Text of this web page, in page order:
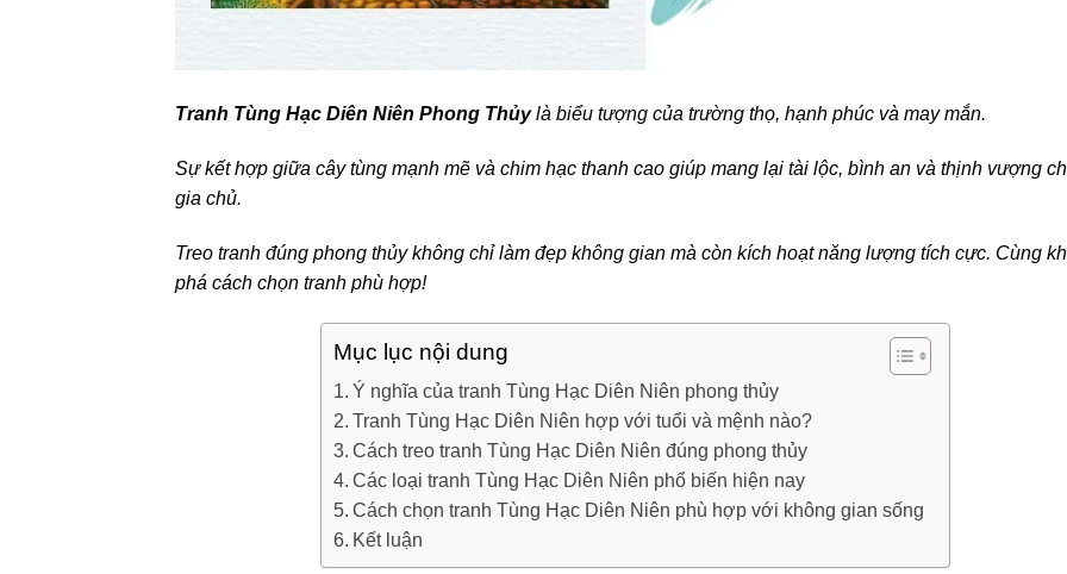
Tranh Tùng Hạc Diên Niên Phong Thủylà biểu tượng của trường thọ, hạnh phúc và may mắn.
Sự kết hợp giữa cây tùng mạnh mẽ và chim hạc thanh cao giúp mang lại tài lộc, bình an và thịnh vượng
gia chủ.
Treo tranh đúng phong thủy không chỉ làm đẹp không gian mà còn kích hoạt năng lượng tích cực. Cùng
phá cách chọn tranh phù hợp!
Mục lục nội dung
Ý nghĩa của tranh Tùng Hạc Diên Niên phong thủy
Tranh Tùng Hạc Diên Niên hợp với tuổi và mệnh nào?
Cách treo tranh Tùng Hạc Diên Niên đúng phong thủy
Các loại tranh Tùng Hạc Diên Niên phổ biến hiện nay
Cách chọn tranh Tùng Hạc Diên Niên phù hợp với không gian sống
Kết luận